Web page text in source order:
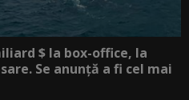
$ la box-office, la
Se anunță a fi cel mai